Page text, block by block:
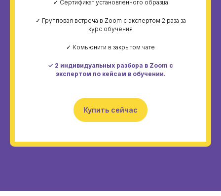
✓ Сертификат установленного образца
✓ Групповая встреча в Zoom с экспертом 2 раза за
курс обучения
✓ Комьюнити в закрытом чате
✓ 2 индивидуальных разбора в Zoom с
экспертом по кейсам в обучении.
Купить сейчас